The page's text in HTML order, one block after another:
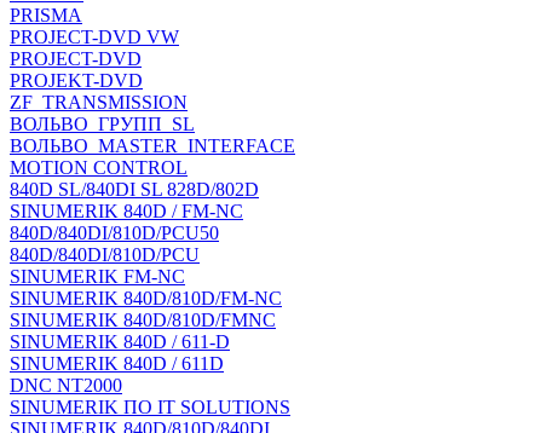
PRISMA
PROJECT-DVD VW
PROJECT-DVD
PROJEKT-DVD
ZF_TRANSMISSION
ВОЛЬВО_ГРУПП_SL
ВОЛЬВО_MASTER_INTERFACE
MOTION CONTROL
840D SL/840DI SL 828D/802D
SINUMERIK 840D / FM-NC
840D/840DI/810D/PCU50
840D/840DI/810D/PCU
SINUMERIK FM-NC
SINUMERIK 840D/810D/FM-NC
SINUMERIK 840D/810D/FMNC
SINUMERIK 840D / 611-D
SINUMERIK 840D / 611D
DNC NT2000
SINUMERIK ПО IT SOLUTIONS
SINUMERIK 840D/810D/840DI